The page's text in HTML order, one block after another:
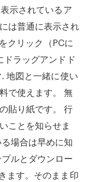
示されているア
は普通に表示され
クリック（PCに
ドラッグアンドド
地図と一緒に使い
で使えます。 無
貼り紙です。 行
ことを知らせま
場合は早めに知
ルとダウンロー
ます。そのまま印